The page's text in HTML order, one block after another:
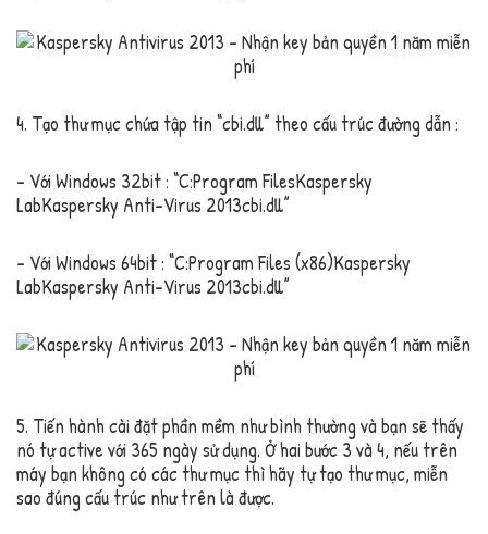
4. Tạo thư mục chứa tập tin “cbi.dll” theo cấu trúc đường dẫn :
– Với Windows 32bit : “C:Program FilesKaspersky
LabKaspersky Anti-Virus 2013cbi.dll”
– Với Windows 64bit : “C:Program Files (x86)Kaspersky
LabKaspersky Anti-Virus 2013cbi.dll”
5. Tiến hành cài đặt phần mềm như bình thường và bạn sẽ thấy
nó tự active với 365 ngày sử dụng. Ở hai bước 3 và 4, nếu trên
máy bạn không có các thư mục thì hãy tự tạo thư mục, miễn
sao đúng cấu trúc như trên là được.